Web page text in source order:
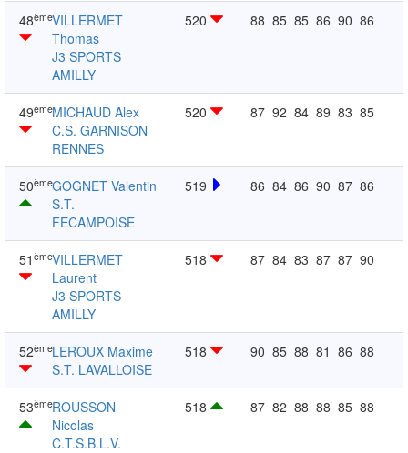
48èmeVILLERMET
Thomas
J3 SPORTS
AMILLY
520 88 85 85 86 90 86
49èmeMICHAUD Alex
C.S. GARNISON
RENNES
520 87 92 84 89 83 85
50èmeGOGNET Valentin
S.T.
FECAMPOISE
519 86 84 86 90 87 86
51 èmeVILLERMET
Laurent
J3 SPORTS
AMILLY
518 87 84 83 87 87 90
52èmeLEROUX Maxime
S.T. LAVALLOISE
518 90 85 88 81 86 88
53èmeROUSSON
Nicolas
C.T.S.B.L.V.
518 87 82 88 88 85 88